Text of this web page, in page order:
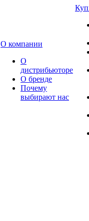
О компании
О
дистрибьюторе
О бренде
Почему
выбирают нас